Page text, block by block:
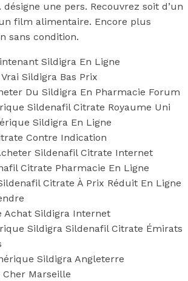
une pers. Recouvrez soit d’un
film alimentaire. Encore plus
sans condition.
Sildigra En Ligne
Sildigra Bas Prix
Du Sildigra En Pharmacie Forum
Sildenafil Citrate Royaume Uni
Sildigra En Ligne
Contre Indication
Sildenafil Citrate Internet
Citrate Pharmacie En Ligne
Citrate À Prix Réduit En Ligne
Achat Sildigra Internet
Sildigra Sildenafil Citrate Émirats
Sildigra Angleterre
Cher Marseille